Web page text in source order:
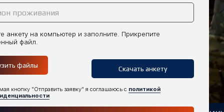
анкету на компьютер и заполните. Прикрепите
файл.
файлы
кнопку "Отправить заявку" я соглашаюсь с политикой
Скачать анкету